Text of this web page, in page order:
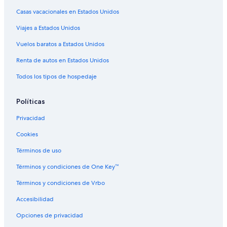
Casas vacacionales en St. George
Condominios en St. George
Apartamentos en St. George
Hoteles con spa en St. George
Hoteles para ir de compras en St. George
Hoteles en la playa en St. George
Hoteles familiares en St. George
Hoteles románticos en St. George
Hoteles baratos en St. George
Hoteles cerca del lago en St. George
Hoteles con aguas termales en St. George
Casas vacacionales en Estados Unidos
Viajes a Estados Unidos
Vuelos baratos a Estados Unidos
Renta de autos en Estados Unidos
Todos los tipos de hospedaje
Políticas
Privacidad
Cookies
Términos de uso
Términos y condiciones de One Key™
Términos y condiciones de Vrbo
Accesibilidad
Opciones de privacidad